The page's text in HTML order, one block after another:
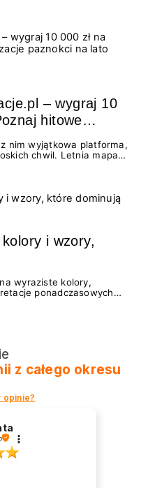
to coś więcej niż
teksturę,
podniebieniu. Tego lata
tworząc unikalny projekt
– wygraj 10
hitowe
nim wyjątkowa platforma,
chwil. Letnia mapa
wyjazdów, przez
i kolekcjonowanie
coś absolutnie
oraz dawkę
i wzory,
wyraziste kolory,
ponadczasowych
wakacjami, jak
z całego okresu
opinie?